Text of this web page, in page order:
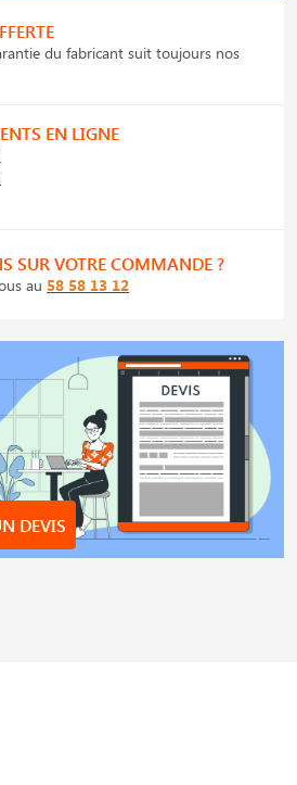
du fabricant suit toujours nos
EN LIGNE
SUR VOTRE COMMANDE ?
au 58 58 13 12
DEVIS